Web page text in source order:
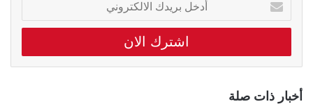
بريدك
الالكتروني
أخبار ذات صلة